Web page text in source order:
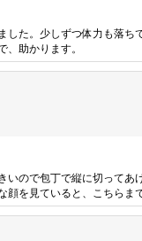
した。少しずつ体力も落
、助かります。
いので包丁で縦に切って
を見ていると、こちらま